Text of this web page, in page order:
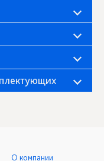
О компании